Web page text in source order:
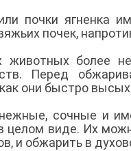
почки ягненка
почек,
животных более
Перед
они быстро
сочные и
целом виде. Их
и обжарить в